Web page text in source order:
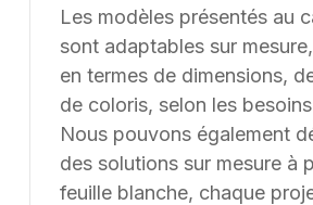
Les modèles présentés au
sont adaptables sur
en termes de dimensions,
de coloris, selon les
Nous pouvons également
des solutions sur mesure à
feuille blanche, chaque